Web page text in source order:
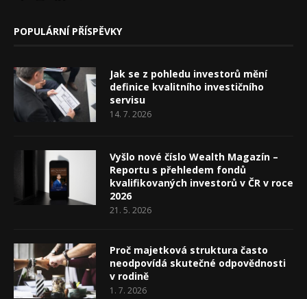
POPULÁRNÍ PŘÍSPĚVKY
Jak se z pohledu investorů mění
definice kvalitního investičního
servisu
14. 7. 2026
Vyšlo nové číslo Wealth Magazín –
Reportu s přehledem fondů
kvalifikovaných investorů v ČR v roce
2026
21. 5. 2026
Proč majetková struktura často
neodpovídá skutečné odpovědnosti
v rodině
1. 7. 2026